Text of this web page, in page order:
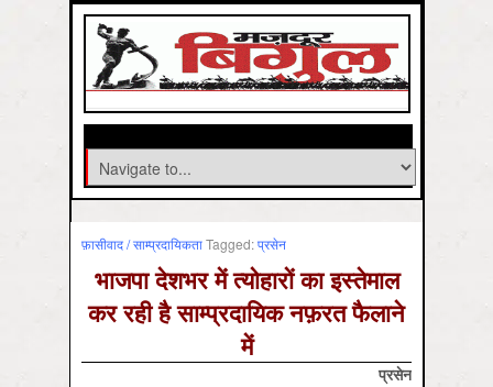
फ़ासीवाद / साम्‍प्रदायिकताTagged:प्रसेन
भाजपा देशभर में त्योहारों का इस्तेमाल
कर रही है साम्प्रदायिक नफ़रत फैलाने
में
प्रसेन